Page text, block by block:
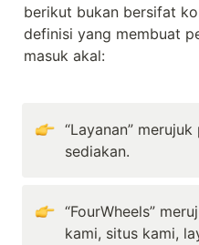
berikut bukan bersifat
definisi yang membuat
masuk akal:
“Layanan”
sediakan.
“FourWheels”
kami, situs kami,